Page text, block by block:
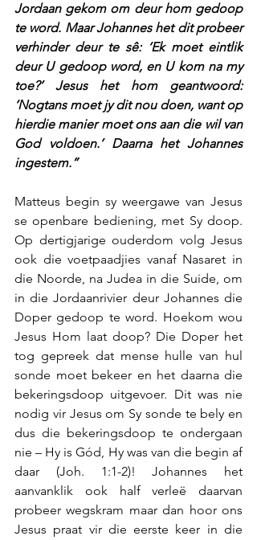
Jordaan gekom om deur hom gedoop
te word. Maar Johannes het dit probeer
verhinder deur te sê: ‘Ek moet eintlik
deur U gedoop word, en U kom na my
toe?’ Jesus het hom geantwoord:
‘Nogtans moet jy dit nou doen, want op
hierdie manier moet ons aan die wil van
God voldoen.’ Daarna het Johannes
ingestem.”
Matteus begin sy weergawe van Jesus
se openbare bediening, met Sy doop.
Op dertigjarige ouderdom volg Jesus
ook die voetpaadjies vanaf Nasaret in
die Noorde, na Judea in die Suide, om
in die Jordaanrivier deur Johannes die
Doper gedoop te word. Hoekom wou
Jesus Hom laat doop? Die Doper het
tog gepreek dat mense hulle van hul
sonde moet bekeer en het daarna die
bekeringsdoop uitgevoer. Dit was nie
nodig vir Jesus om Sy sonde te bely en
dus die bekeringsdoop te ondergaan
nie – Hy is Gód, Hy was van die begin af
daar (Joh. 1:1-2)! Johannes het
aanvanklik ook half verleë daarvan
probeer wegskram maar dan hoor ons
Jesus praat vir die eerste keer in die